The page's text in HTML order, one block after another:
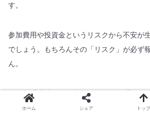
す。
参加費用や投資金というリスクから不安が
でしょう。もちろんその「リスク」が必ず
ん。
しかし「成功」する者の殆どがその「リス
す。ホーム シェア トップ